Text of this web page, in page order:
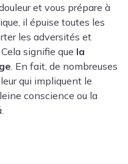
et vous prépare à
il épuise toutes les
les adversités et
Cela signifie que la
. En fait, de nombreuses
qui impliquent le
conscience ou la